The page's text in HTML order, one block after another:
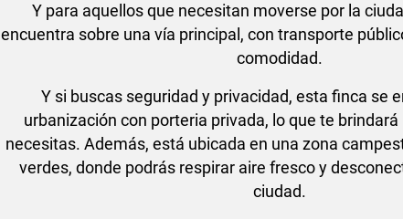
Y para aquellos que necesitan moverse por la
encuentra sobre una vía principal, con transporte
comodidad.
Y si buscas seguridad y privacidad, esta finca se
urbanización con porteria privada, lo que te
necesitas. Además, está ubicada en una zona
verdes, donde podrás respirar aire fresco y
ciudad.